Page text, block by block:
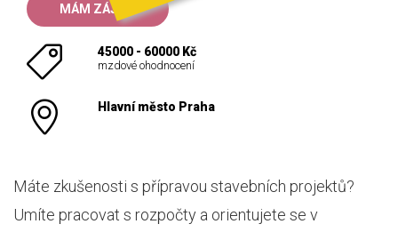
MÁM ZÁJEM
45000 - 60000 Kč
mzdové ohodnocení
Hlavní město Praha
Máte zkušenosti s přípravou stavebních projektů?
Umíte pracovat s rozpočty a orientujete se v